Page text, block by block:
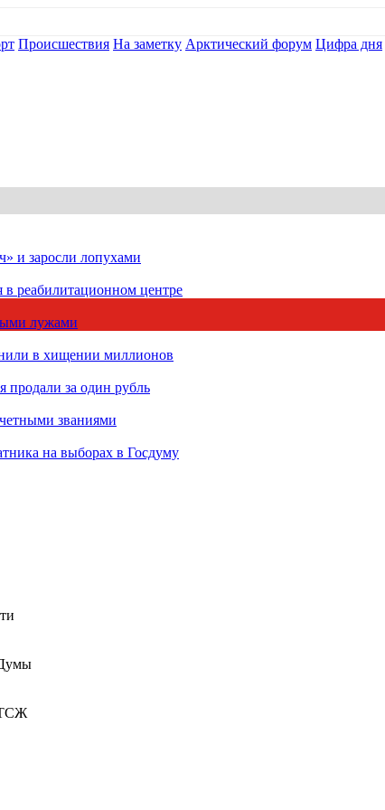
Происшествия На заметку Арктический форум Цифра дня
и заросли лопухами
реабилитационном центре
лужами
в хищении миллионов
продали за один рубль
званиями
на выборах в Госдуму
ТСЖ